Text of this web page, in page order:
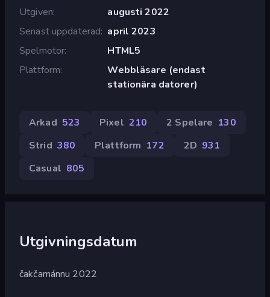
Utgiven
augusti 2022
Senast uppdaterad april 2023
Spelmotor
HTML5
Plattform
Webbläsare (endast
stationära datorer)
Arkad 523 Pixel 210 2 Spelare 130
Strid 380 Plattform 172 2D 931
Casual 805
Utgivningsdatum
čakčamánnu 2022